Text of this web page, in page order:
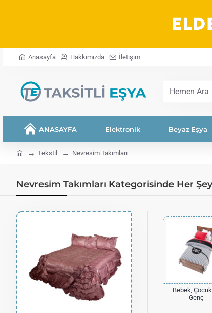
Anasayfa Hakkımızda İletişim
Hemen
ANASAYFA Elektronik Beyaz Eşya
homeTekstil Nevresim Takımları
Nevresim Takımları Kategorisinde Her
Bebek,
Genç